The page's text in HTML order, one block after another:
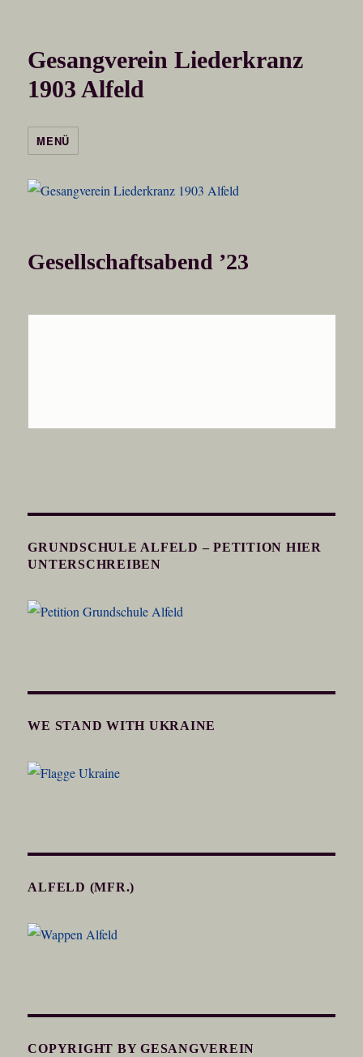
Gesangverein Liederkranz
1903 Alfeld
MENÜ
Gesellschaftsabend ’23
GRUNDSCHULE ALFELD – PETITION HIER
UNTERSCHREIBEN
WE STAND WITH UKRAINE
ALFELD (MFR.)
COPYRIGHT BY GESANGVEREIN